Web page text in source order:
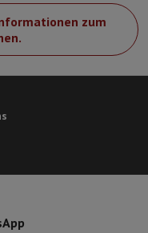
zum